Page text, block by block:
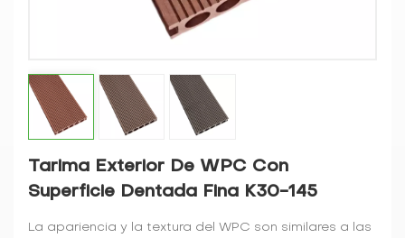
Tarima Exterior De WPC Con
Superficie Dentada Fina K30-145
La apariencia y la textura del WPC son similares a las